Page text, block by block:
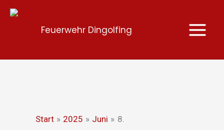
Zum
Feuerwehr Dingolfing
Start 2025 Juni 8.